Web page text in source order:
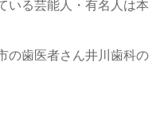
いる芸能人・有名人は本
の歯医者さん井川歯科の